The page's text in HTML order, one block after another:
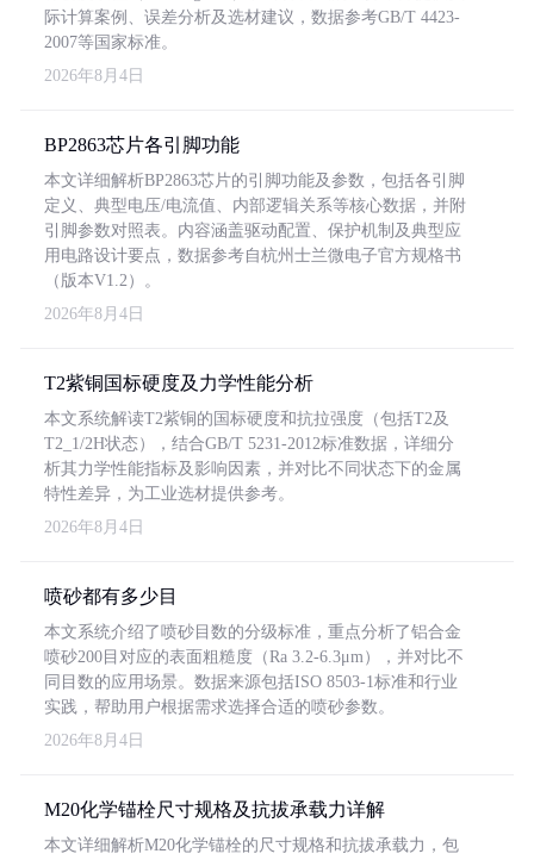
际计算案例、误差分析及选材建议，数据参考GB/T 4423-
2007等国家标准。
2026年8月4日
BP2863芯片各引脚功能
本文详细解析BP2863芯片的引脚功能及参数，包括各引脚
定义、典型电压/电流值、内部逻辑关系等核心数据，并附
引脚参数对照表。内容涵盖驱动配置、保护机制及典型应
用电路设计要点，数据参考自杭州士兰微电子官方规格书
（版本V1.2）。
2026年8月4日
T2紫铜国标硬度及力学性能分析
本文系统解读T2紫铜的国标硬度和抗拉强度（包括T2及
T2_1/2H状态），结合GB/T 5231-2012标准数据，详细分
析其力学性能指标及影响因素，并对比不同状态下的金属
特性差异，为工业选材提供参考。
2026年8月4日
喷砂都有多少目
本文系统介绍了喷砂目数的分级标准，重点分析了铝合金
喷砂200目对应的表面粗糙度（Ra 3.2-6.3μm），并对比不
同目数的应用场景。数据来源包括ISO 8503-1标准和行业
实践，帮助用户根据需求选择合适的喷砂参数。
2026年8月4日
M20化学锚栓尺寸规格及抗拔承载力详解
本文详细解析M20化学锚栓的尺寸规格和抗拔承载力，包